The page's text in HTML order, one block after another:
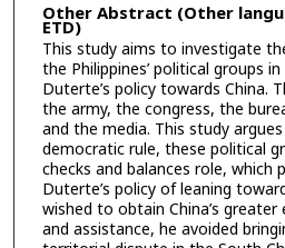
Other Abstract (Other
ETD)
This study aims to investigate
the Philippines’ political groups
Duterte’s policy towards China.
the army, the congress, the
and the media. This study
democratic rule, these political
checks and balances role,
Duterte’s policy of leaning
wished to obtain China’s
and assistance, he avoided